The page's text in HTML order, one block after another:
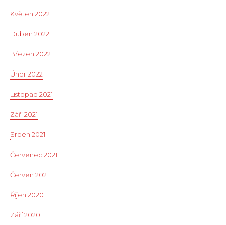
Květen 2022
Duben 2022
Březen 2022
Únor 2022
Listopad 2021
Září 2021
Srpen 2021
Červenec 2021
Červen 2021
Říjen 2020
Září 2020